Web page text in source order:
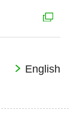
English